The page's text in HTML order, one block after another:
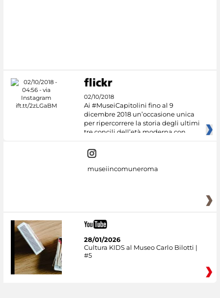
02/10/2018
Ai #MuseiCapitolini fino al 9
dicembre 2018 un’occasione unica
per ripercorrere la storia degli ultimi
tre concili dell’età moderna con
museiincomuneroma
28/01/2026
Cultura KIDS al Museo Carlo Bilotti |
#5